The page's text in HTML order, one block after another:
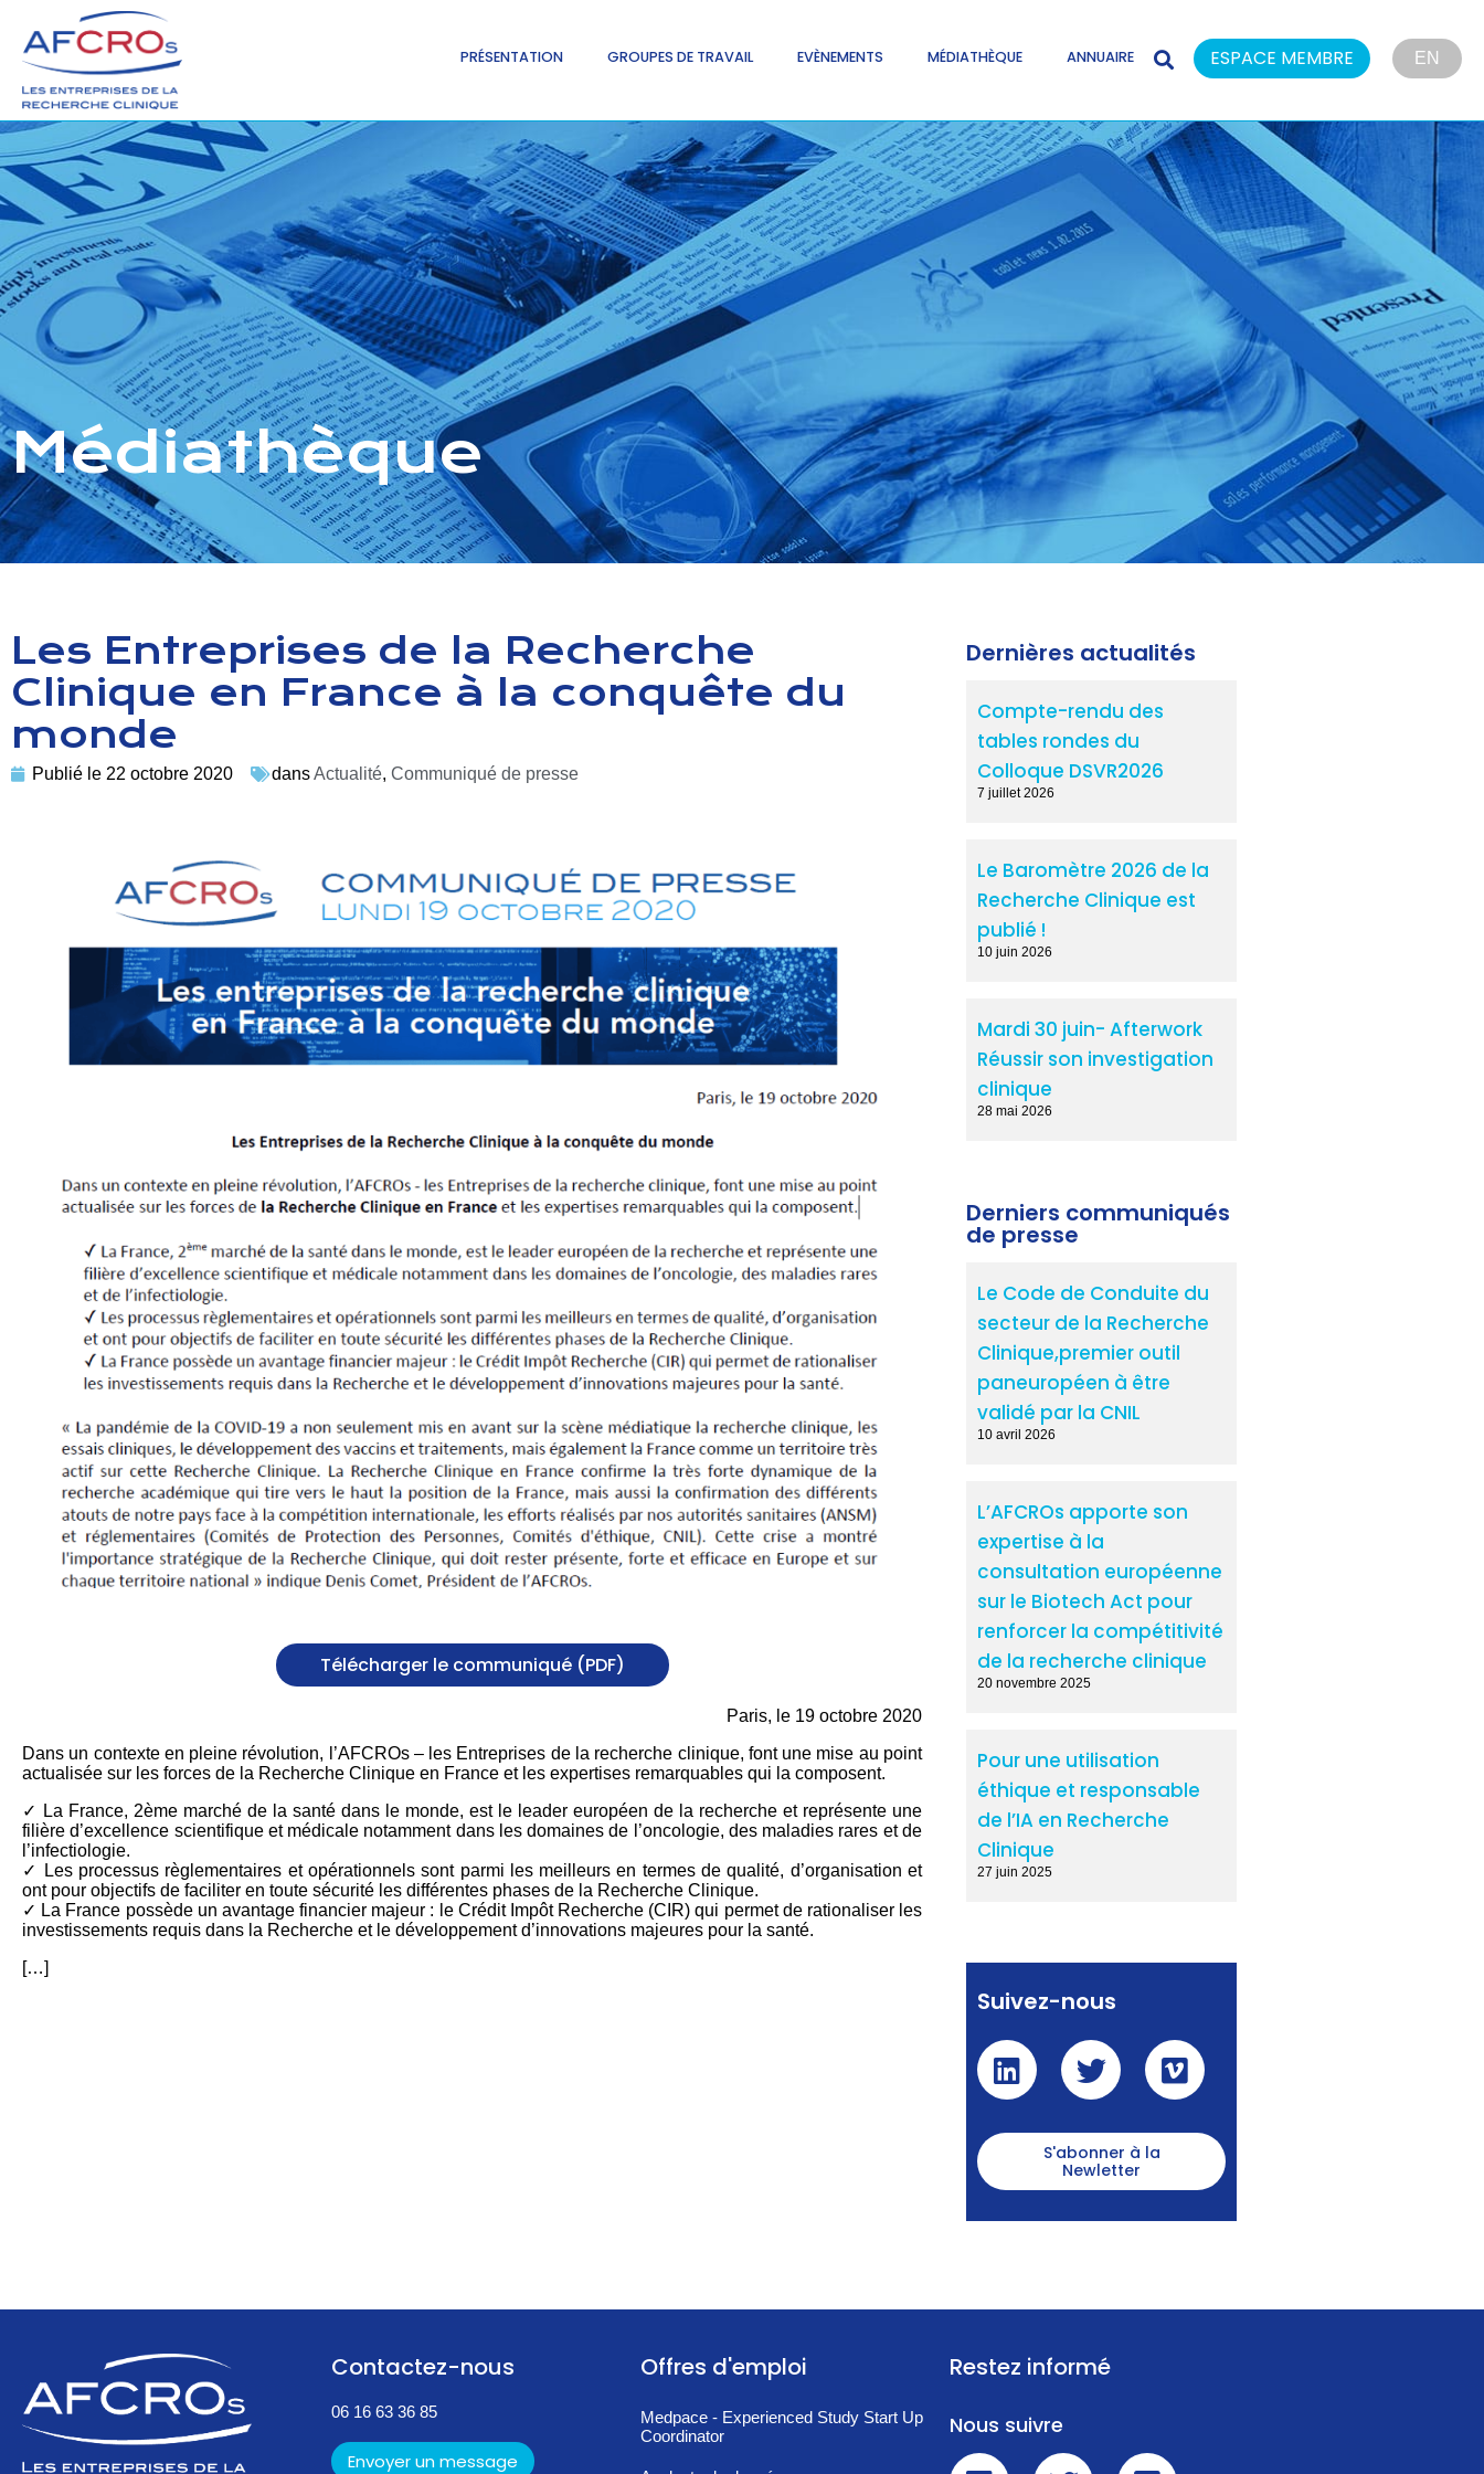
PRÉSENTATION GROUPES DE TRAVAIL EVÈNEMENTS MÉDIATHÈQUE ANNUAIRE ESPACE MEMBRE EN
Médiathèque
Les Entreprises de la Recherche
Clinique en France à la conquête du
monde
Publié le 22 octobre 2020 dansActualité, Communiqué de presse
Télécharger le communiqué (PDF)
Paris, le 19 octobre 2020
Dans un contexte en pleine révolution, l’AFCROs – les Entreprises de la recherche clinique, font une mise au point
actualisée sur les forces de la Recherche Clinique en France et les expertises remarquables qui la composent.
✓ La France, 2ème marché de la santé dans le monde, est le leader européen de la recherche et représente une
filière d’excellence scientifique et médicale notamment dans les domaines de l’oncologie, des maladies rares et de
l’infectiologie.
✓ Les processus règlementaires et opérationnels sont parmi les meilleurs en termes de qualité, d’organisation et
ont pour objectifs de faciliter en toute sécurité les différentes phases de la Recherche Clinique.
✓ La France possède un avantage financier majeur : le Crédit Impôt Recherche (CIR) qui permet de rationaliser les
investissements requis dans la Recherche et le développement d’innovations majeures pour la santé.
[…]
Dernières actualités
Compte-rendu des
tables rondes du
Colloque DSVR2026
7 juillet 2026
Le Baromètre 2026 de la
Recherche Clinique est
publié !
10 juin 2026
Mardi 30 juin- Afterwork
Réussir son investigation
clinique
28 mai 2026
Derniers communiqués
de presse
Le Code de Conduite du
secteur de la Recherche
Clinique,premier outil
paneuropéen à être
validé par la CNIL
10 avril 2026
L’AFCROs apporte son
expertise à la
consultation européenne
sur le Biotech Act pour
renforcer la compétitivité
de la recherche clinique
20 novembre 2025
Pour une utilisation
éthique et responsable
de l’IA en Recherche
Clinique
27 juin 2025
Suivez-nous
S'abonner à la
Newletter
Contactez-nous
06 16 63 36 85
Envoyer un message
Offres d'emploi
Medpace - Experienced Study Start Up
Coordinator
Restez informé
Nous suivre